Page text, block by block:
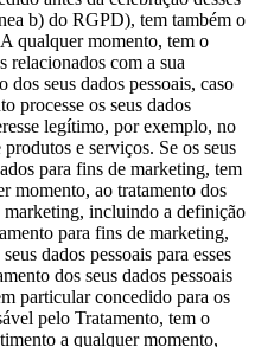
b) do RGPD), tem também o
qualquer momento, tem o
relacionados com a sua
seus dados pessoais, caso
processe os seus dados
legítimo, por exemplo, no
e serviços. Se os seus
para fins de marketing, tem
momento, ao tratamento dos
marketing, incluindo a definição
para fins de marketing,
dados pessoais para esses
dos seus dados pessoais
particular concedido para os
pelo Tratamento, tem o
a qualquer momento,